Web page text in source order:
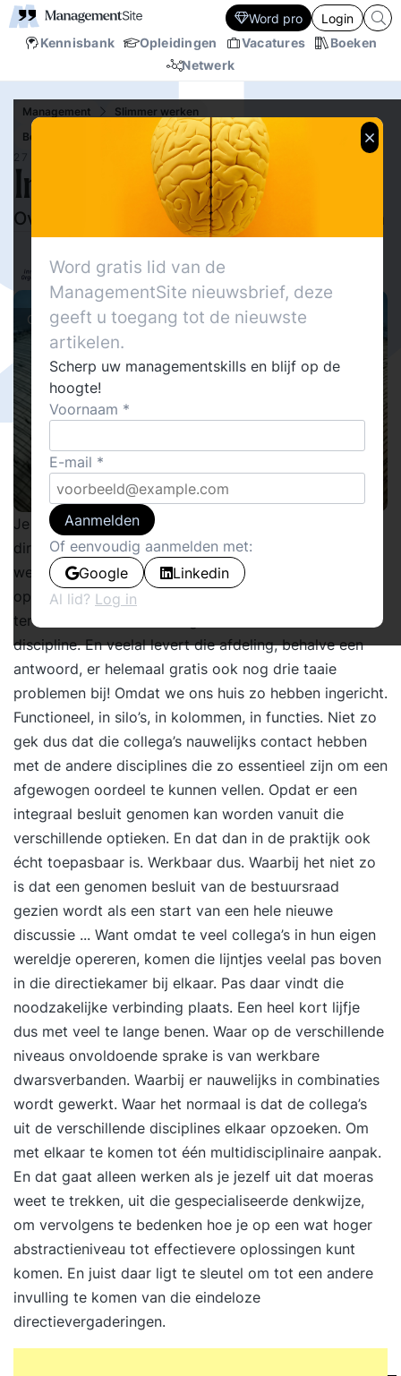
Kennisbank Opleidingen Vacatures
Boeken
Netwerk
Word pro Login
Management
Slimmer werken
Bestuur
Bureaucratie
27 APR.‘11
In silo's
Over hoe je jezelf uit het moeras kunt trekken
InnovatiefOrganiseren.nl
Columns
Je herkent dat vast wel. Een overvolle
directievergadering. Energieslurpend. Zelfs de
wekelijkse ochtend die ervoor is gereserveerd is keer
op keer ontoereikend. Veel van de vraagstukken die
ter tafel komen worden ingebracht vanuit één
discipline. En veelal levert die afdeling, behalve een
antwoord, er helemaal gratis ook nog drie taaie
problemen bij! Omdat we ons huis zo hebben ingericht.
Functioneel, in silo’s, in kolommen, in functies. Niet zo
gek dus dat die collega’s nauwelijks contact hebben
met de andere disciplines die zo essentieel zijn om een
afgewogen oordeel te kunnen vellen. Opdat er een
integraal besluit genomen kan worden vanuit die
verschillende optieken. En dat dan in de praktijk ook
écht toepasbaar is. Werkbaar dus. Waarbij het niet zo
is dat een genomen besluit van de bestuursraad
gezien wordt als een start van een hele nieuwe
discussie ... Want omdat te veel collega’s in hun eigen
wereldje opereren, komen die lijntjes veelal pas boven
in die directiekamer bij elkaar. Pas daar vindt die
noodzakelijke verbinding plaats. Een heel kort lijfje
dus met veel te lange benen. Waar op de verschillende
niveaus onvoldoende sprake is van werkbare
dwarsverbanden. Waarbij er nauwelijks in combinaties
wordt gewerkt. Waar het normaal is dat de collega’s
uit de verschillende disciplines elkaar opzoeken. Om
met elkaar te komen tot één multidisciplinaire aanpak.
En dat gaat alleen werken als je jezelf uit dat moeras
weet te trekken, uit die gespecialiseerde denkwijze,
om vervolgens te bedenken hoe je op een wat hoger
abstractieniveau tot effectievere oplossingen kunt
komen. En juist daar ligt te sleutel om tot een andere
invulling te komen van die eindeloze
directievergaderingen.
Word gratis lid van de
ManagementSite nieuwsbrief, deze
geeft u toegang tot de nieuwste
artikelen.
Scherp uw managementskills en blijf op de
hoogte!
Voornaam
E-mail
Aanmelden
Of eenvoudig aanmelden met:
Google
Linkedin
Al lid? Log in